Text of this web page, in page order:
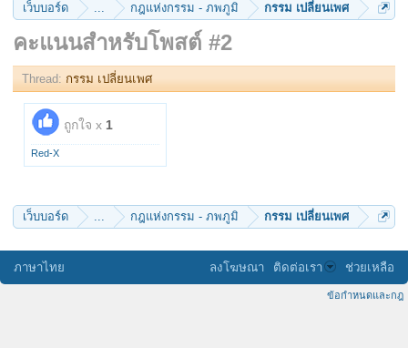
เว็บบอร์ด ... กฎแห่งกรรม - ภพภูมิ กรรม เปลี่ยนเพศ
คะแนนสำหรับโพสต์ #2
Thread: กรรม เปลี่ยนเพศ
ถูกใจ x 1
Red-X
เว็บบอร์ด ... กฎแห่งกรรม - ภพภูมิ กรรม เปลี่ยนเพศ
ภาษาไทย ลงโฆษณา ติดต่อเรา ช่วยเหลือ
ข้อกำหนดและกฎ